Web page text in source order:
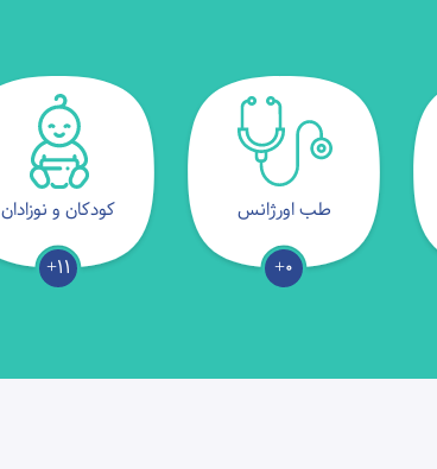
طب اورژانس
0+
کودکان و نوزادان
11+